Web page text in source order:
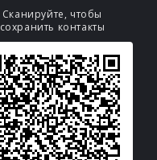
Сканируйте, чтобы
сохранить контакты